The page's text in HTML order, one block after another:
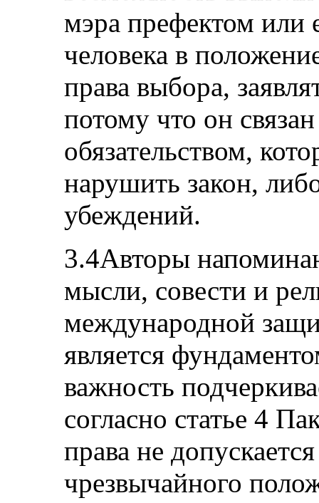
мэра префектом или
человека в
права выбора,
потому что он
обязательством,
нарушить закон,
убеждений.
3.4Авторы
мысли, совести и
международной
является
важность
согласно статье 4
права не
чрезвычайного